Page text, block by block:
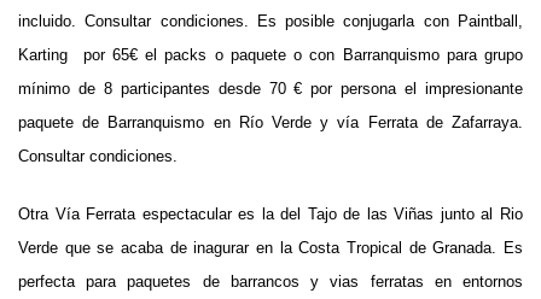
incluido. Consultar condiciones. Es posible conjugarla con Paintball,
Karting por 65€ el packs o paquete o con Barranquismo para grupo
mínimo de 8 participantes desde 70 € por persona el impresionante
paquete de Barranquismo en Río Verde y vía Ferrata de Zafarraya.
Consultar condiciones.
Otra Vía Ferrata espectacular es la del Tajo de las Viñas junto al Rio
Verde que se acaba de inagurar en la Costa Tropical de Granada. Es
perfecta para paquetes de barrancos y vias ferratas en entornos